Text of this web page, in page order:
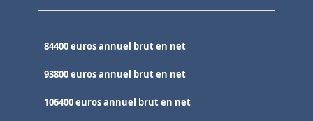
84400 euros annuel brut en net
93800 euros annuel brut en net
106400 euros annuel brut en net